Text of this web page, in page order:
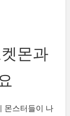
몬과
몬스터들이 나